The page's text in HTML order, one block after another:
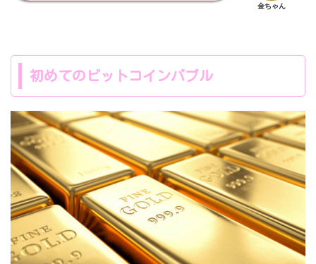
金ちゃん
初めてのビットコインバブル